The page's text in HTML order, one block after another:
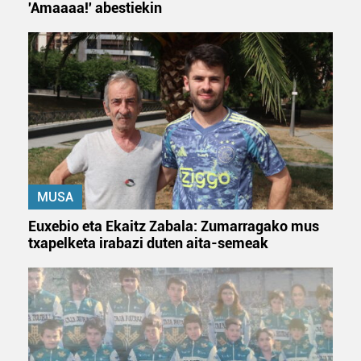
'Amaaaa!' abestiekin
MUSA
Euxebio eta Ekaitz Zabala: Zumarragako mus
txapelketa irabazi duten aita-semeak